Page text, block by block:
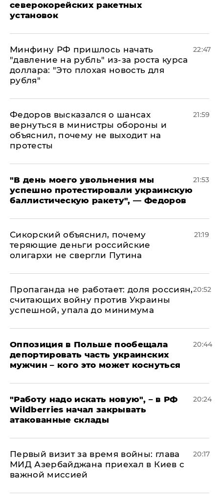
северокорейских ракетных
установок
Минфину РФ пришлось начать
"давление на рубль" из-за роста курса
доллара: "Это плохая новость для
рубля"
22:47
Федоров высказался о шансах
вернуться в министры обороны и
объяснил, почему не выходит на
протесты
21:59
​"В день моего увольнения мы
успешно протестировали украинскую
баллистическую ракету", — Федоров
21:53
Сикорский объяснил, почему
теряющие деньги российские
олигархи не свергли Путина
21:19
​Пропаганда не работает: доля россиян,
считающих войну против Украины
успешной, упала до минимума
20:52
Оппозиция в Польше пообещала
депортировать часть украинских
мужчин – кого это может коснуться
20:44
"Работу надо искать новую", – в РФ
Wildberries начал закрывать
атакованные склады
20:24
Первый визит за время войны: глава
МИД Азербайджана приехал в Киев с
важной миссией
20:17